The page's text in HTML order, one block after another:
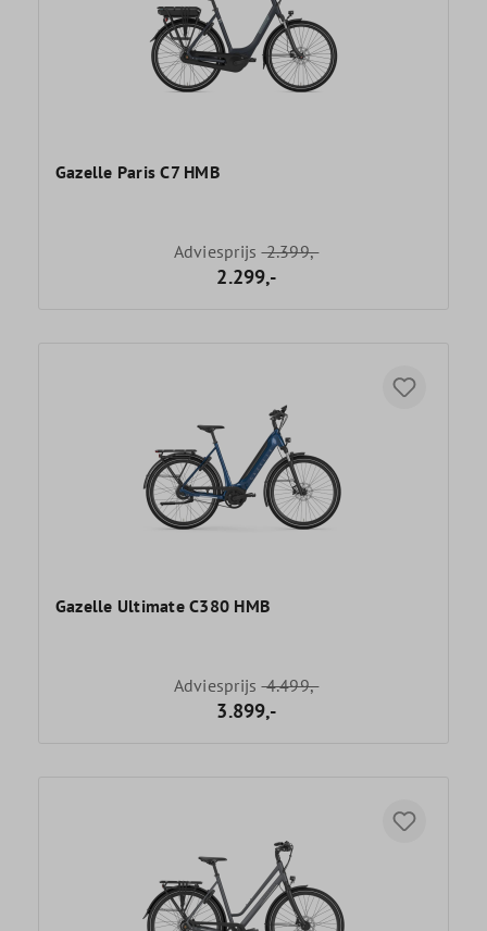
Gazelle Paris C7 HMB
Adviesprijs2.399,-
2.299,-
Gazelle Ultimate C380 HMB
Adviesprijs4.499,-
3.899,-